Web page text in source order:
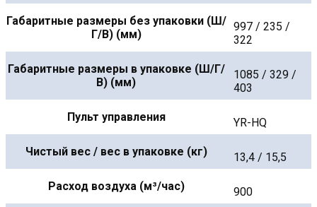
Габаритные размеры без упаковки (Ш/
Г/В) (мм)
997 / 235 /
322
Габаритные размеры в упаковке (Ш/Г/
В) (мм)
1085 / 329 /
403
Пульт управления YR-HQ
Чистый вес / вес в упаковке (кг) 13,4 / 15,5
Расход воздуха (м³/час) 900